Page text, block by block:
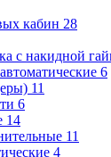
кабин 28
с накидной
6
11
6
14
11
4